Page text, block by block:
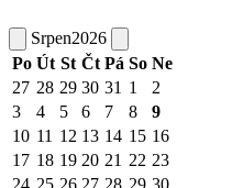
Srpen2026
Po Út St Čt Pá So Ne
27 28 29 30 31 1
2
3
4 5 6 7 8
9
10 11 12 13 14 15 16
17 18 19 20 21 22 23